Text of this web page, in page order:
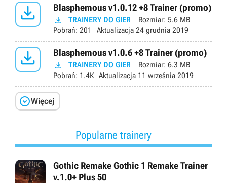
 Blasphemous v1.0.12 +8 Trainer (promo)
 TRAINERY DO GIER Rozmiar: 5.6 MB
Pobrań: 201 Aktualizacja 24 grudnia 2019
 Blasphemous v1.0.6 +8 Trainer (promo)
 TRAINERY DO GIER Rozmiar: 6.3 MB
Pobrań: 1.4K Aktualizacja 11 września 2019
Więcej
Popularne trainery
Gothic Remake Gothic 1 Remake Trainer
v.1.0+ Plus 50